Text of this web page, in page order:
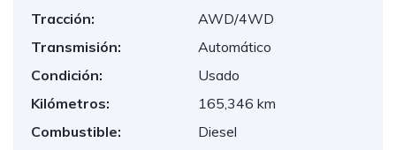
Tracción:
AWD/4WD
Transmisión:
Automático
Condición:
Usado
Kilómetros:
165,346 km
Combustible:
Diesel